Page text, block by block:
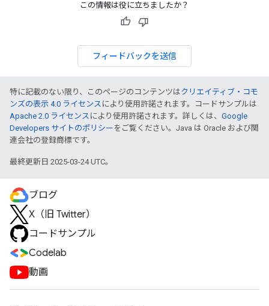
この情報は役に立ちましたか？
フィードバックを送信
特に記載のない限り、このページのコンテンツはクリエイティブ・コモ
ンズの表示 4.0 ライセンス により使用許諾されます。コードサンプルは
Apache 2.0 ライセンス により使用許諾されます。詳しくは、 Google
Developers サイトのポリシー をご覧ください。Java は Oracle および関
連会社の登録商標です。
最終更新日 2025-03-24 UTC。
ブログ
X（旧 Twitter）
コードサンプル
Codelab
動画